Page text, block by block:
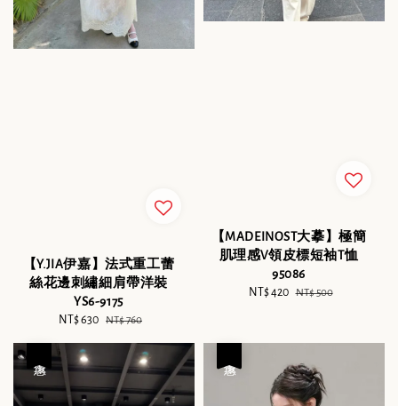
【Y.JIA伊嘉】法式重工蕾
絲花邊刺繡細肩帶洋裝
YS6-9175
Sale
NT$ 630 Regular
NT$ 760
【MADEINOST大摹】極簡
肌理感V領皮標短袖T恤
95086
Sale
NT$ 420 Regular
NT$ 500